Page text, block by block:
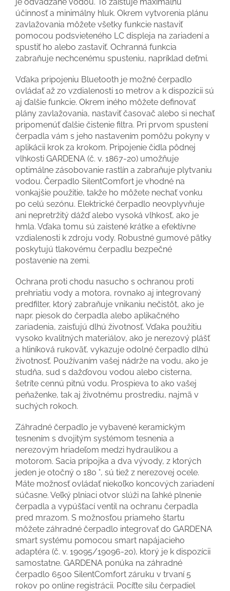
účinnosť a minimálny hluk. Okrem vytvorenia plánu
zavlažovania môžete všetky funkcie nastaviť
pomocou podsvieteného LC displeja na zariadení a
spustiť ho alebo zastaviť. Ochranná funkcia
zabraňuje nechcenému spusteniu, napríklad deťmi.
Vďaka pripojeniu Bluetooth je možné čerpadlo
ovládať až zo vzdialenosti 10 metrov a k dispozícii sú
aj ďalšie funkcie. Okrem iného môžete definovať
plány zavlažovania, nastaviť časovač alebo si nechať
pripomenúť ďalšie čistenie filtra. Pri prvom spustení
čerpadla vám s jeho nastavením pomôžu pokyny v
aplikácii krok za krokom. Pripojenie čidla pôdnej
vlhkosti GARDENA (č. v. 1867-20) umožňuje
optimálne zásobovanie rastlín a zabraňuje plytvaniu
vodou. Čerpadlo SilentComfort je vhodné na
vonkajšie použitie, takže ho môžete nechať vonku
po celú sezónu. Elektrické čerpadlo neovplyvňuje
ani nepretržitý dážď alebo vysoká vlhkosť, ako je
hmla. Vďaka tomu sú zaistené krátke a efektívne
vzdialenosti k zdroju vody. Robustné gumové pätky
poskytujú tlakovému čerpadlu bezpečné
postavenie na zemi.
Ochrana proti chodu nasucho s ochranou proti
prehriatiu vody a motora, rovnako aj integrovaný
predfilter, ktorý zabraňuje vnikaniu nečistôt, ako je
napr. piesok do čerpadla alebo aplikačného
zariadenia, zaisťujú dlhú životnosť. Vďaka použitiu
vysoko kvalitných materiálov, ako je nerezový plášť
a hliníková rukoväť, vykazuje odolné čerpadlo dlhú
životnosť. Používaním vašej nádrže na vodu, ako je
studňa, sud s dažďovou vodou alebo cisterna,
šetríte cennú pitnú vodu. Prospieva to ako vašej
peňaženke, tak aj životnému prostrediu, najmä v
suchých rokoch.
Záhradné čerpadlo je vybavené keramickým
tesnením s dvojitým systémom tesnenia a
nerezovým hriadeľom medzi hydraulikou a
motorom. Sacia prípojka a dva vývody, z ktorých
jeden je otočný o 180 °, sú tiež z nerezovej ocele.
Máte možnosť ovládať niekoľko koncových zariadení
súčasne. Veľký plniaci otvor slúži na ľahké plnenie
čerpadla a vypúšťací ventil na ochranu čerpadla
pred mrazom. S možnosťou priameho štartu
môžete záhradné čerpadlo integrovať do GARDENA
smart systému pomocou smart napájacieho
adaptéra (č. v. 19095/19096-20), ktorý je k dispozícii
samostatne. GARDENA ponúka na záhradné
čerpadlo 6500 SilentComfort záruku v trvaní 5
rokov po online registrácii. Pocíťte silu čerpadiel